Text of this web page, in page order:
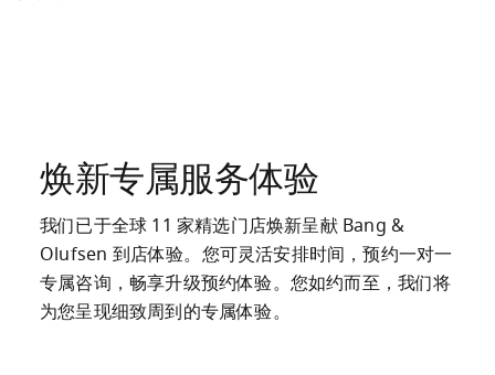
焕新专属服务体验
我们已于全球 11 家精选门店焕新呈献 Bang &
Olufsen 到店体验。您可灵活安排时间，预约一对一
专属咨询，畅享升级预约体验。您如约而至，我们将
为您呈现细致周到的专属体验。